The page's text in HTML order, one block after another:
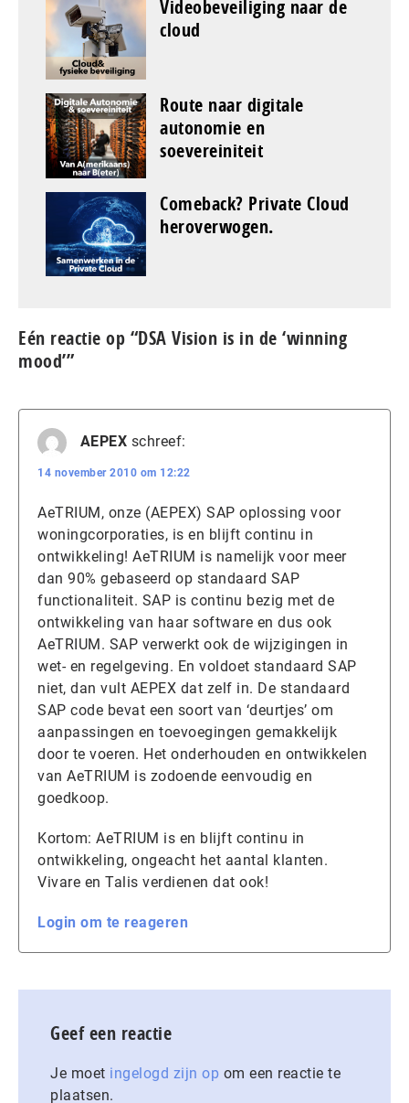
Videobeveiliging naar de
cloud
Route naar digitale
autonomie en
soevereiniteit
Comeback? Private Cloud
heroverwogen.
Eén reactie op “DSA Vision is in de ‘winning
mood’”
AEPEX schreef:
14 november 2010 om 12:22
AeTRIUM, onze (AEPEX) SAP oplossing voor
woningcorporaties, is en blijft continu in
ontwikkeling! AeTRIUM is namelijk voor meer
dan 90% gebaseerd op standaard SAP
functionaliteit. SAP is continu bezig met de
ontwikkeling van haar software en dus ook
AeTRIUM. SAP verwerkt ook de wijzigingen in
wet- en regelgeving. En voldoet standaard SAP
niet, dan vult AEPEX dat zelf in. De standaard
SAP code bevat een soort van ‘deurtjes’ om
aanpassingen en toevoegingen gemakkelijk
door te voeren. Het onderhouden en ontwikkelen
van AeTRIUM is zodoende eenvoudig en
goedkoop.
Kortom: AeTRIUM is en blijft continu in
ontwikkeling, ongeacht het aantal klanten.
Vivare en Talis verdienen dat ook!
Login om te reageren
Geef een reactie
Je moet ingelogd zijn op om een reactie te
plaatsen.